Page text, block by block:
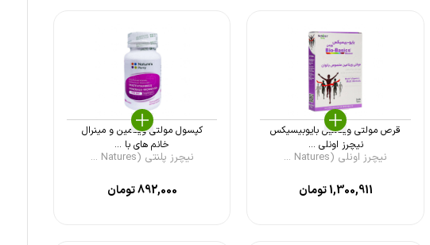
قرص مولتی ویتامین بایوبیسیکس
نیچرز اونلی ...
نیچرز اونلی (Natures ...
1,300,911تومان
کپسول مولتی ویتامین و مینرال
خانم های با ...
نیچرز پلنتی (Natures ...
892,000تومان